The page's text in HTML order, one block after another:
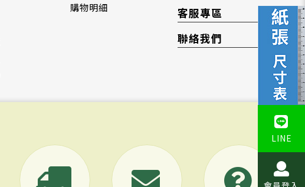
購物明細
客服專區
聯絡我們
LINE